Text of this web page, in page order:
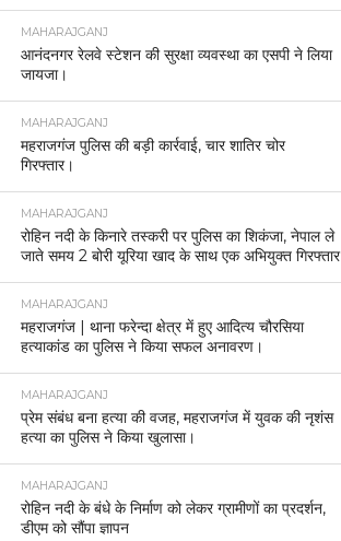
MAHARAJGANJ
आनंदनगर रेलवे स्टेशन की सुरक्षा व्यवस्था का एसपी ने लिया
जायजा।
MAHARAJGANJ
महराजगंज पुलिस की बड़ी कार्रवाई, चार शातिर चोर
गिरफ्तार।
MAHARAJGANJ
रोहिन नदी के किनारे तस्करी पर पुलिस का शिकंजा, नेपाल ले
जाते समय 2 बोरी यूरिया खाद के साथ एक अभियुक्त गिरफ्तार
MAHARAJGANJ
महराजगंज | थाना फरेन्दा क्षेत्र में हुए आदित्य चौरसिया
हत्याकांड का पुलिस ने किया सफल अनावरण।
MAHARAJGANJ
प्रेम संबंध बना हत्या की वजह, महराजगंज में युवक की नृशंस
हत्या का पुलिस ने किया खुलासा।
MAHARAJGANJ
रोहिन नदी के बंधे के निर्माण को लेकर ग्रामीणों का प्रदर्शन,
डीएम को सौंपा ज्ञापन